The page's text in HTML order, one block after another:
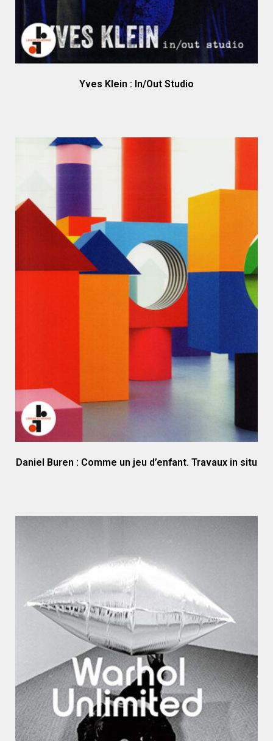
Yves Klein : In/Out Studio
Daniel Buren : Comme un jeu d’enfant. Travaux in situ